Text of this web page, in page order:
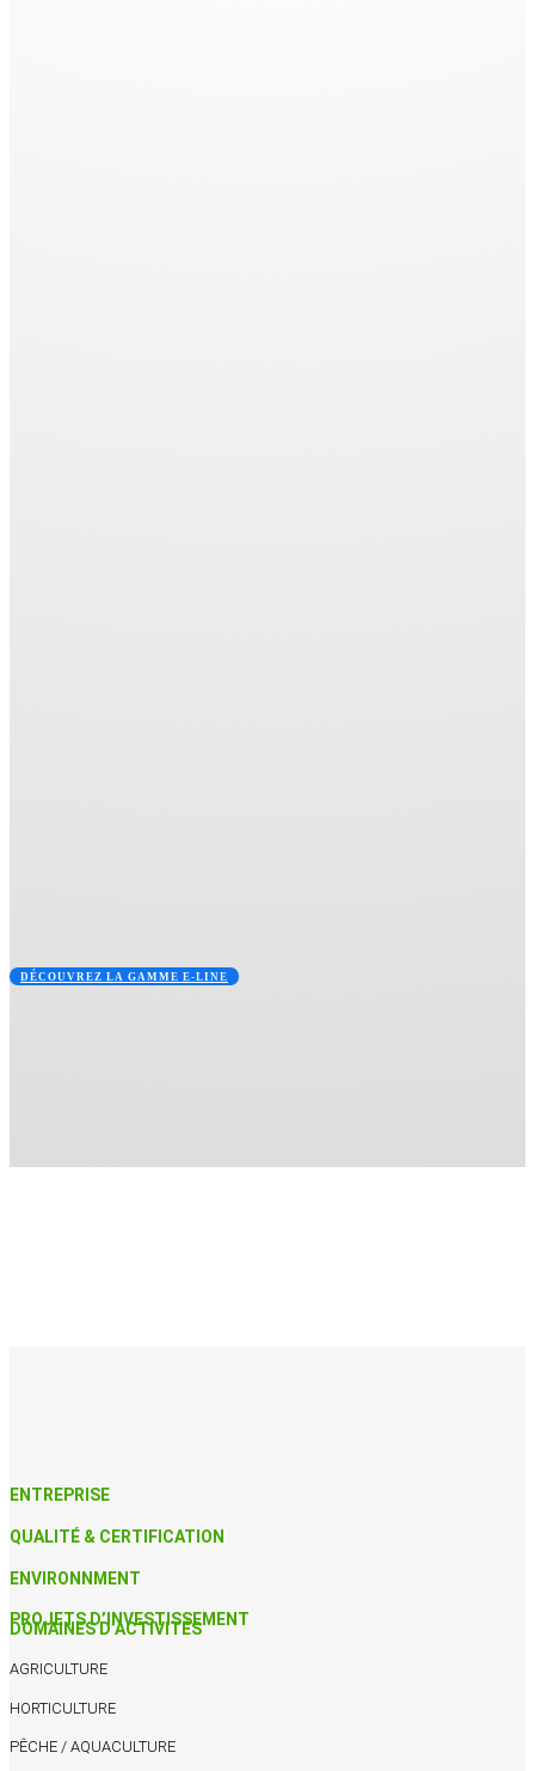
DÉCOUVREZ LA GAMME E-LINE
ENTREPRISE
QUALITÉ & CERTIFICATION
ENVIRONNMENT
PROJETS D’INVESTISSEMENT
DOMAINES D’ACTIVITÉS
AGRICULTURE
HORTICULTURE
PÊCHE / AQUACULTURE